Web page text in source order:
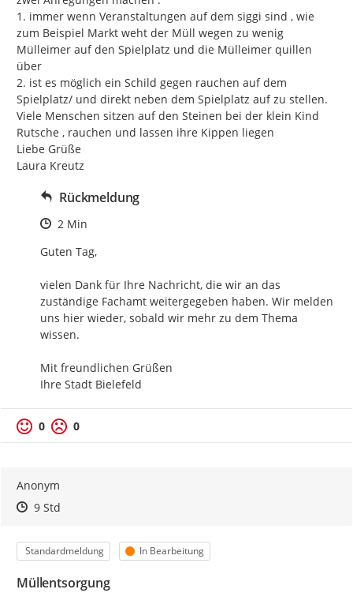
1. immer wenn Veranstaltungen auf dem siggi sind , wie
zum Beispiel Markt weht der Müll wegen zu wenig
Mülleimer auf den Spielplatz und die Mülleimer quillen
über
2. ist es möglich ein Schild gegen rauchen auf dem
Spielplatz/ und direkt neben dem Spielplatz auf zu stellen.
Viele Menschen sitzen auf den Steinen bei der klein Kind
Rutsche , rauchen und lassen ihre Kippen liegen
Liebe Grüße
Laura Kreutz
Rückmeldung
Zeitpunkt des Erstellens
2 Min
Guten Tag,
vielen Dank für Ihre Nachricht, die wir an das
zuständige Fachamt weitergegeben haben. Wir melden
uns hier wieder, sobald wir mehr zu dem Thema
wissen.
Mit freundlichen Grüßen
Ihre Stadt Bielefeld
0 0
Anonym
Zeitpunkt des Erstellens
Zeitpunkt des Erstellens
9 StdZur Äußerung
Kategorie
Standardmeldung Status
In Bearbeitung
Müllentsorgung